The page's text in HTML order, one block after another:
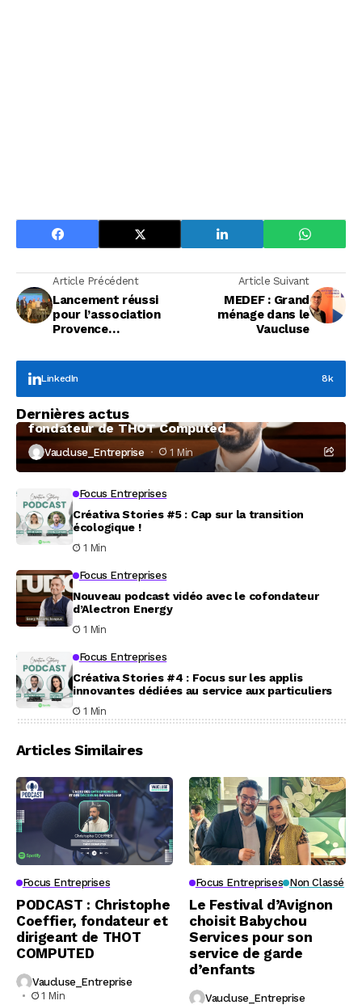
Article Précédent
Lancement réussi
pour l’association
Provence
Article Suivant
MEDEF : Grand
ménage dans le
Vaucluse
LinkedIn 8k
Dernières actus
À la rencontre de Christophe Coeffier, dirigeant
fondateur de THOT Computed
Vaucluse_Entreprise 1 Min
Focus Entreprises
Créativa Stories #5 : Cap sur la transition
écologique !
1 Min
Focus Entreprises
Nouveau podcast vidéo avec le cofondateur
d’Alectron Energy
1 Min
Focus Entreprises
Créativa Stories #4 : Focus sur les applis
innovantes dédiées au service aux particuliers
1 Min
Articles Similaires
Focus Entreprises
PODCAST : Christophe
Coeffier, fondateur et
dirigeant de THOT
COMPUTED
Vaucluse_Entreprise
1 Min
Focus Entreprises Non Classé
Le Festival d’Avignon
choisit Babychou
Services pour son
service de garde
d’enfants
Vaucluse_Entreprise